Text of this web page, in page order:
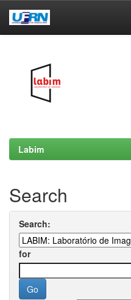
Labim
Search
Search:
for